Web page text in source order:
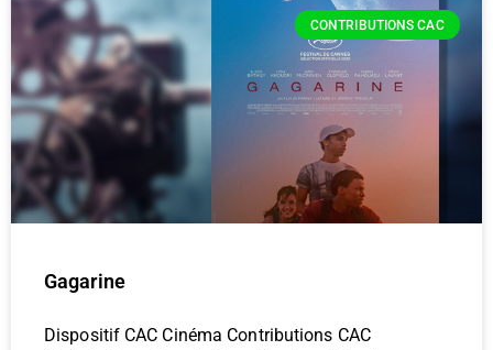
CONTRIBUTIONS CAC
Gagarine
Dispositif CAC Cinéma Contributions CAC